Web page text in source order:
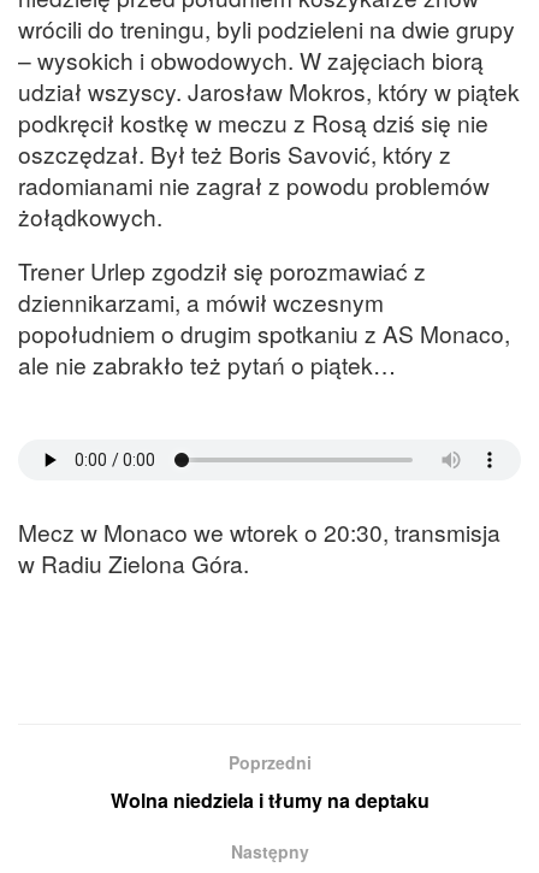
wrócili do treningu, byli podzieleni na dwie grupy
– wysokich i obwodowych. W zajęciach biorą
udział wszyscy. Jarosław Mokros, który w piątek
podkręcił kostkę w meczu z Rosą dziś się nie
oszczędzał. Był też Boris Savović, który z
radomianami nie zagrał z powodu problemów
żołądkowych.
Trener Urlep zgodził się porozmawiać z
dziennikarzami, a mówił wczesnym
popołudniem o drugim spotkaniu z AS Monaco,
ale nie zabrakło też pytań o piątek…
Mecz w Monaco we wtorek o 20:30, transmisja
w Radiu Zielona Góra.
Poprzedni
Wolna niedziela i tłumy na deptaku
Następny